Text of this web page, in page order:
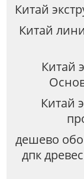
Китай
Китай
Китай
Китай
дешево
дпк